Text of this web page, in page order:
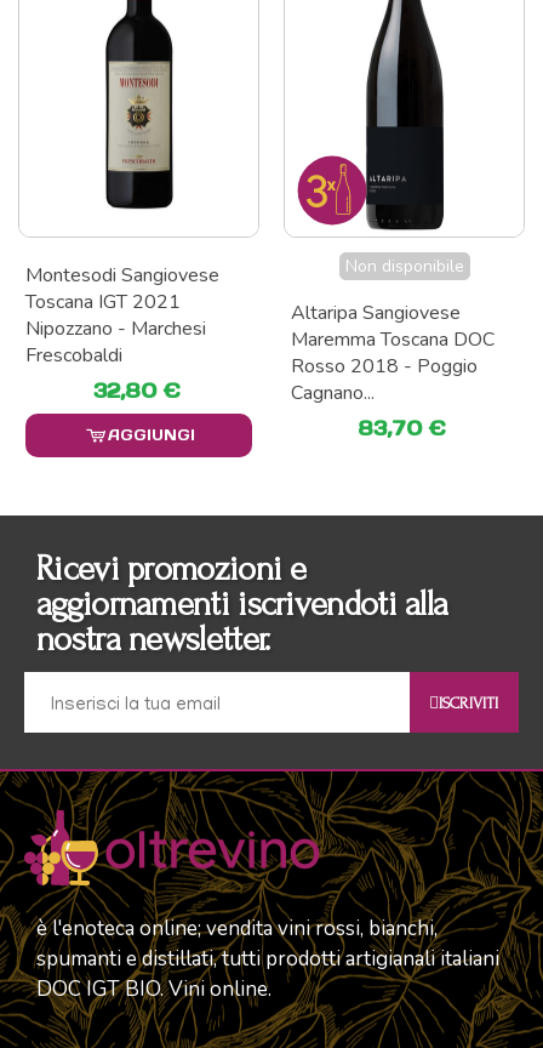
Montesodi Sangiovese
Toscana IGT 2021
Nipozzano - Marchesi
Frescobaldi
32,80 €
AGGIUNGI
Non disponibile
Altaripa Sangiovese
Maremma Toscana DOC
Rosso 2018 - Poggio
Cagnano...
83,70 €
Ricevi promozioni e
aggiornamenti iscrivendoti alla
nostra newsletter.
ISCRIVITI
è l'enoteca online; vendita vini rossi, bianchi,
spumanti e distillati, tutti prodotti artigianali italiani
DOC IGT BIO. Vini online.